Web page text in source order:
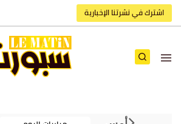
اشترك في نشرتنا الإخبارية